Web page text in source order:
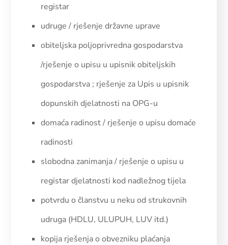
registar
udruge / rješenje državne uprave
obiteljska poljoprivredna gospodarstva
/rješenje o upisu u upisnik obiteljskih
gospodarstva ; rješenje za Upis u upisnik
dopunskih djelatnosti na OPG-u
domaća radinost / rješenje o upisu domaće
radinosti
slobodna zanimanja / rješenje o upisu u
registar djelatnosti kod nadležnog tijela
potvrdu o članstvu u neku od strukovnih
udruga (HDLU, ULUPUH, LUV itd.)
kopija rješenja o obvezniku plaćanja